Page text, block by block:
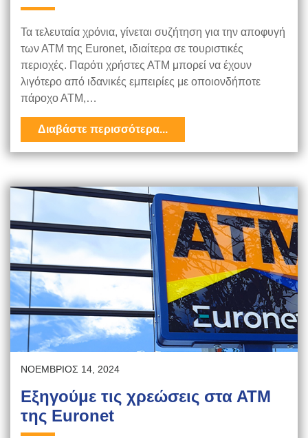
Τα τελευταία χρόνια, γίνεται συζήτηση για την αποφυγή
των ΑΤΜ της Euronet, ιδιαίτερα σε τουριστικές
περιοχές. Παρότι χρήστες ΑΤΜ μπορεί να έχουν
λιγότερο από ιδανικές εμπειρίες με οποιονδήποτε
πάροχο ΑΤΜ,…
Διαβάστε περισσότερα...
ΝΟΈΜΒΡΙΟΣ 14, 2024
Εξηγούμε τις χρεώσεις στα ΑΤΜ
της Euronet